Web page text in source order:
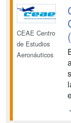
CEAE Centro
de Estudios
Aeronáuticos